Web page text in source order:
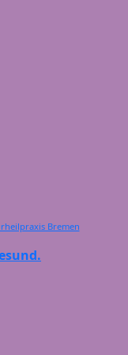
Bremen